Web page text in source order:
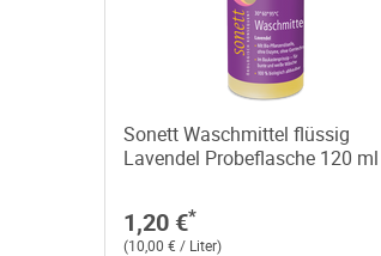
Sonett Waschmittel flüssig
Lavendel Probeflasche 120 ml
1,20 €*
(10,00 € / Liter)